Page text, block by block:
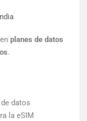
planes de datos
.
datos
la eSIM